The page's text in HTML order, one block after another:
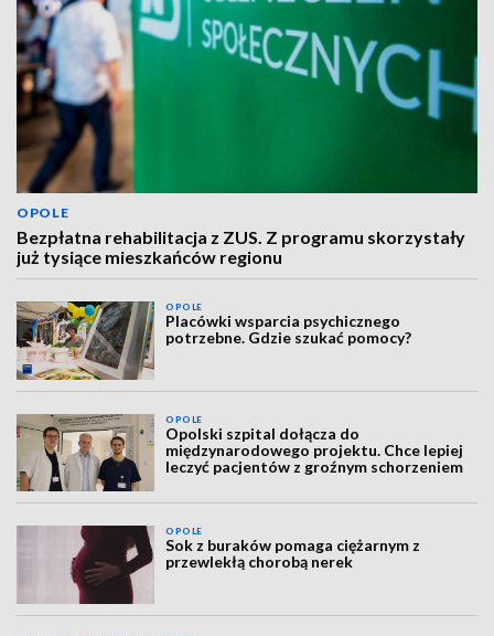
OPOLE
Bezpłatna rehabilitacja z ZUS. Z programu skorzystały
już tysiące mieszkańców regionu
OPOLE
Placówki wsparcia psychicznego
potrzebne. Gdzie szukać pomocy?
OPOLE
Opolski szpital dołącza do
międzynarodowego projektu. Chce lepiej
leczyć pacjentów z groźnym schorzeniem
OPOLE
Sok z buraków pomaga ciężarnym z
przewlekłą chorobą nerek